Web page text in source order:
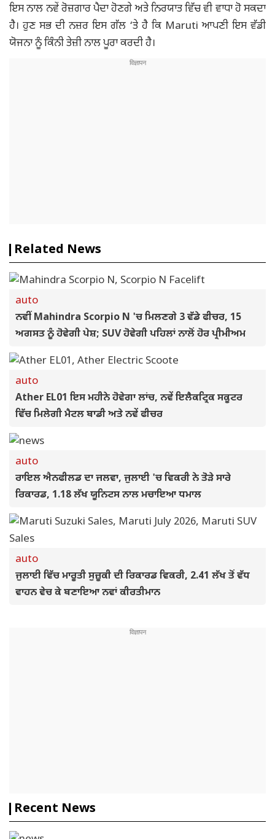
ਇਸ ਨਾਲ ਨਵੇਂ ਰੋਜ਼ਗਾਰ ਪੈਦਾ ਹੋਣਗੇ ਅਤੇ ਨਿਰਯਾਤ ਵਿੱਚ ਵੀ ਵਾਧਾ ਹੋ ਸਕਦਾ
ਹੈ। ਹੁਣ ਸਭ ਦੀ ਨਜ਼ਰ ਇਸ ਗੱਲ ‘ਤੇ ਹੈ ਕਿ Maruti ਆਪਣੀ ਇਸ ਵੱਡੀ
ਯੋਜਨਾ ਨੂੰ ਕਿੰਨੀ ਤੇਜ਼ੀ ਨਾਲ ਪੂਰਾ ਕਰਦੀ ਹੈ।
Related News
auto
ਨਵੀਂ Mahindra Scorpio N 'ਚ ਮਿਲਣਗੇ 3 ਵੱਡੇ ਫੀਚਰ, 15
ਅਗਸਤ ਨੂੰ ਹੋਵੇਗੀ ਪੇਸ਼; SUV ਹੋਵੇਗੀ ਪਹਿਲਾਂ ਨਾਲੋਂ ਹੋਰ ਪ੍ਰੀਮੀਅਮ
auto
Ather EL01 ਇਸ ਮਹੀਨੇ ਹੋਵੇਗਾ ਲਾਂਚ, ਨਵੇਂ ਇਲੈਕਟ੍ਰਿਕ ਸਕੂਟਰ
ਵਿੱਚ ਮਿਲੇਗੀ ਮੈਟਲ ਬਾਡੀ ਅਤੇ ਨਵੇਂ ਫੀਚਰ
auto
ਰਾਇਲ ਐਨਫੀਲਡ ਦਾ ਜਲਵਾ, ਜੁਲਾਈ 'ਚ ਵਿਕਰੀ ਨੇ ਤੋੜੇ ਸਾਰੇ
ਰਿਕਾਰਡ, 1.18 ਲੱਖ ਯੂਨਿਟਸ ਨਾਲ ਮਚਾਇਆ ਧਮਾਲ
auto
ਜੁਲਾਈ ਵਿੱਚ ਮਾਰੂਤੀ ਸੁਜ਼ੂਕੀ ਦੀ ਰਿਕਾਰਡ ਵਿਕਰੀ, 2.41 ਲੱਖ ਤੋਂ ਵੱਧ
ਵਾਹਨ ਵੇਚ ਕੇ ਬਣਾਇਆ ਨਵਾਂ ਕੀਰਤੀਮਾਨ
Recent News